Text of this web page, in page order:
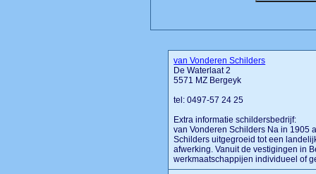
van Vonderen Schilders
De Waterlaat 2
5571 MZ Bergeyk
tel: 0497-57 24 25
Extra informatie schildersbedrijf:
van Vonderen Schilders Na in 1905
Schilders uitgegroeid tot een
afwerking. Vanuit de vestigingen in
werkmaatschappijen individueel of